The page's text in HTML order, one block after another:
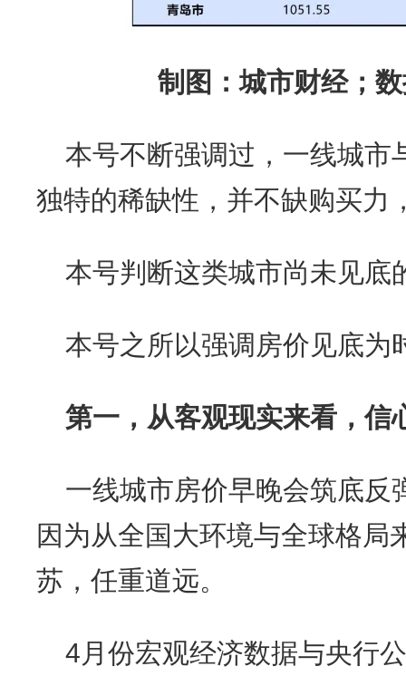
制图：城市财经；
本号不断强调过，一线城市
独特的稀缺性，并不缺购买力
本号判断这类城市尚未见底
本号之所以强调房价见底为
第一，从客观现实来看，信
一线城市房价早晚会筑底反
因为从全国大环境与全球格局
苏，任重道远。
4月份宏观经济数据与央行